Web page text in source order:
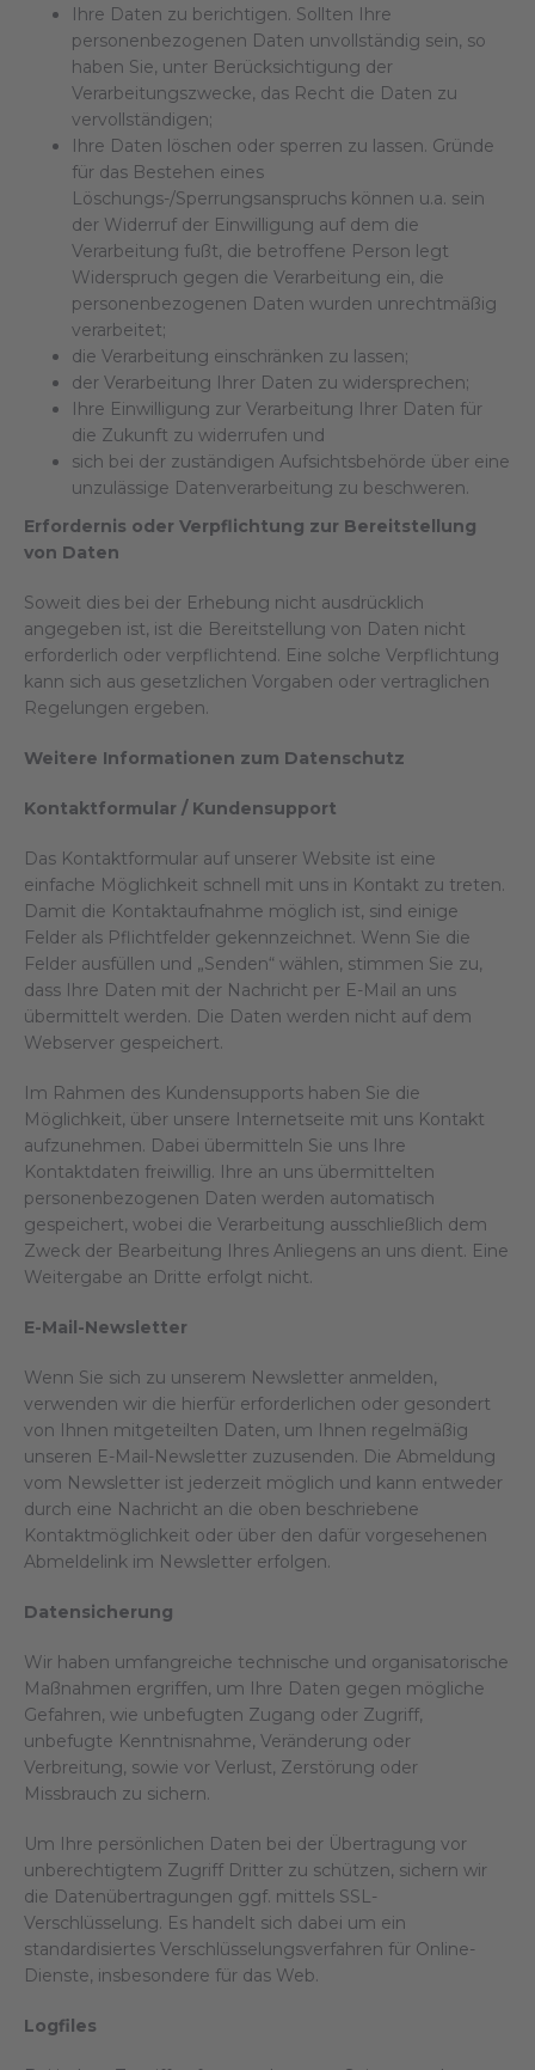
Ihre Daten zu berichtigen. Sollten Ihre
personenbezogenen Daten unvollständig sein, so
haben Sie, unter Berücksichtigung der
Verarbeitungszwecke, das Recht die Daten zu
vervollständigen;
Ihre Daten löschen oder sperren zu lassen. Gründe
für das Bestehen eines
Löschungs-/Sperrungsanspruchs können u.a. sein
der Widerruf der Einwilligung auf dem die
Verarbeitung fußt, die betroffene Person legt
Widerspruch gegen die Verarbeitung ein, die
personenbezogenen Daten wurden unrechtmäßig
verarbeitet;
die Verarbeitung einschränken zu lassen;
der Verarbeitung Ihrer Daten zu widersprechen;
Ihre Einwilligung zur Verarbeitung Ihrer Daten für
die Zukunft zu widerrufen und
sich bei der zuständigen Aufsichtsbehörde über eine
unzulässige Datenverarbeitung zu beschweren.
Erfordernis oder Verpflichtung zur Bereitstellung
von Daten
Soweit dies bei der Erhebung nicht ausdrücklich
angegeben ist, ist die Bereitstellung von Daten nicht
erforderlich oder verpflichtend. Eine solche Verpflichtung
kann sich aus gesetzlichen Vorgaben oder vertraglichen
Regelungen ergeben.
Weitere Informationen zum Datenschutz
Kontaktformular / Kundensupport
Das Kontaktformular auf unserer Website ist eine
einfache Möglichkeit schnell mit uns in Kontakt zu treten.
Damit die Kontaktaufnahme möglich ist, sind einige
Felder als Pflichtfelder gekennzeichnet. Wenn Sie die
Felder ausfüllen und „Senden“ wählen, stimmen Sie zu,
dass Ihre Daten mit der Nachricht per E-Mail an uns
übermittelt werden. Die Daten werden nicht auf dem
Webserver gespeichert.
Im Rahmen des Kundensupports haben Sie die
Möglichkeit, über unsere Internetseite mit uns Kontakt
aufzunehmen. Dabei übermitteln Sie uns Ihre
Kontaktdaten freiwillig. Ihre an uns übermittelten
personenbezogenen Daten werden automatisch
gespeichert, wobei die Verarbeitung ausschließlich dem
Zweck der Bearbeitung Ihres Anliegens an uns dient. Eine
Weitergabe an Dritte erfolgt nicht.
E-Mail-Newsletter
Wenn Sie sich zu unserem Newsletter anmelden,
verwenden wir die hierfür erforderlichen oder gesondert
von Ihnen mitgeteilten Daten, um Ihnen regelmäßig
unseren E-Mail-Newsletter zuzusenden. Die Abmeldung
vom Newsletter ist jederzeit möglich und kann entweder
durch eine Nachricht an die oben beschriebene
Kontaktmöglichkeit oder über den dafür vorgesehenen
Abmeldelink im Newsletter erfolgen.
Datensicherung
Wir haben umfangreiche technische und organisatorische
Maßnahmen ergriffen, um Ihre Daten gegen mögliche
Gefahren, wie unbefugten Zugang oder Zugriff,
unbefugte Kenntnisnahme, Veränderung oder
Verbreitung, sowie vor Verlust, Zerstörung oder
Missbrauch zu sichern.
Um Ihre persönlichen Daten bei der Übertragung vor
unberechtigtem Zugriff Dritter zu schützen, sichern wir
die Datenübertragungen ggf. mittels SSL-
Verschlüsselung. Es handelt sich dabei um ein
standardisiertes Verschlüsselungsverfahren für Online-
Dienste, insbesondere für das Web.
Logfiles